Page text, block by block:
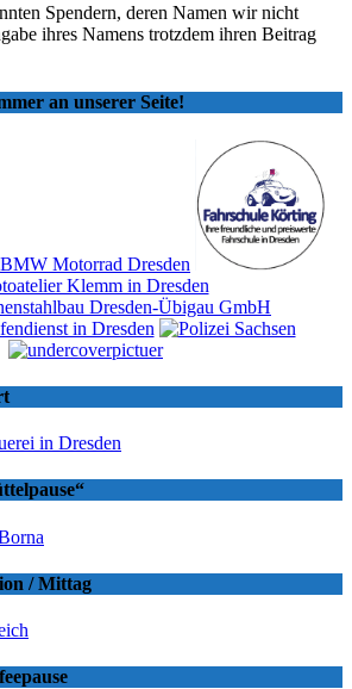
Spendern, deren Namen wir nicht
ihres Namens trotzdem ihren Beitrag
an unserer Seite!
/ Mittag